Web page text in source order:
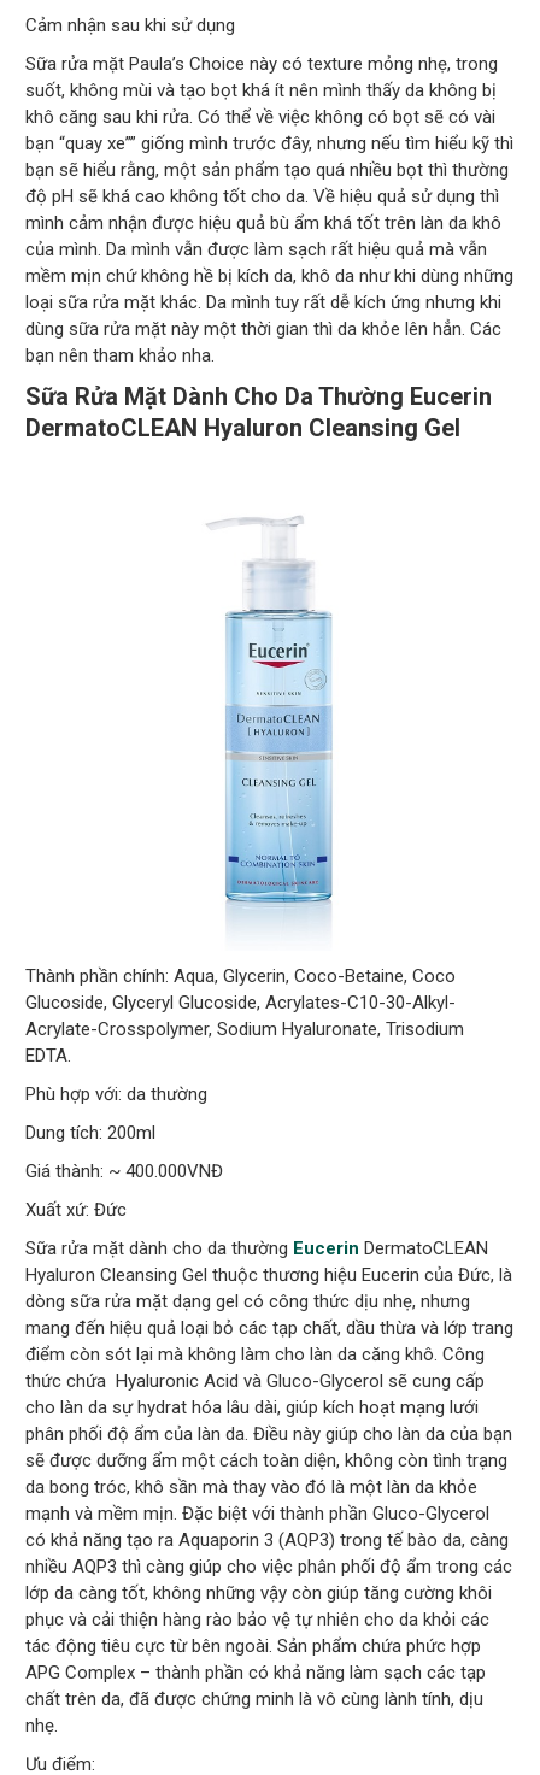
Cảm nhận sau khi sử dụng
Sữa rửa mặt Paula’s Choice này có texture mỏng nhẹ, trong
suốt, không mùi và tạo bọt khá ít nên mình thấy da không bị
khô căng sau khi rửa. Có thể về việc không có bọt sẽ có vài
bạn “quay xe”” giống mình trước đây, nhưng nếu tìm hiểu kỹ thì
bạn sẽ hiểu rằng, một sản phẩm tạo quá nhiều bọt thì thường
độ pH sẽ khá cao không tốt cho da. Về hiệu quả sử dụng thì
mình cảm nhận được hiệu quả bù ẩm khá tốt trên làn da khô
của mình. Da mình vẫn được làm sạch rất hiệu quả mà vẫn
mềm mịn chứ không hề bị kích da, khô da như khi dùng những
loại sữa rửa mặt khác. Da mình tuy rất dễ kích ứng nhưng khi
dùng sữa rửa mặt này một thời gian thì da khỏe lên hẳn. Các
bạn nên tham khảo nha.
Sữa Rửa Mặt Dành Cho Da Thường Eucerin
DermatoCLEAN Hyaluron Cleansing Gel
Thành phần chính: Aqua, Glycerin, Coco-Betaine, Coco
Glucoside, Glyceryl Glucoside, Acrylates-C10-30-Alkyl-
Acrylate-Crosspolymer, Sodium Hyaluronate, Trisodium
EDTA.
Phù hợp với: da thường
Dung tích: 200ml
Giá thành: ~ 400.000VNĐ
Xuất xứ: Đức
Sữa rửa mặt dành cho da thường Eucerin DermatoCLEAN
Hyaluron Cleansing Gel thuộc thương hiệu Eucerin của Đức, là
dòng sữa rửa mặt dạng gel có công thức dịu nhẹ, nhưng
mang đến hiệu quả loại bỏ các tạp chất, dầu thừa và lớp trang
điểm còn sót lại mà không làm cho làn da căng khô. Công
thức chứa Hyaluronic Acid và Gluco-Glycerol sẽ cung cấp
cho làn da sự hydrat hóa lâu dài, giúp kích hoạt mạng lưới
phân phối độ ẩm của làn da. Điều này giúp cho làn da của bạn
sẽ được dưỡng ẩm một cách toàn diện, không còn tình trạng
da bong tróc, khô sần mà thay vào đó là một làn da khỏe
mạnh và mềm mịn. Đặc biệt với thành phần Gluco-Glycerol
có khả năng tạo ra Aquaporin 3 (AQP3) trong tế bào da, càng
nhiều AQP3 thì càng giúp cho việc phân phối độ ẩm trong các
lớp da càng tốt, không những vậy còn giúp tăng cường khôi
phục và cải thiện hàng rào bảo vệ tự nhiên cho da khỏi các
tác động tiêu cực từ bên ngoài. Sản phẩm chứa phức hợp
APG Complex – thành phần có khả năng làm sạch các tạp
chất trên da, đã được chứng minh là vô cùng lành tính, dịu
nhẹ.
Ưu điểm: